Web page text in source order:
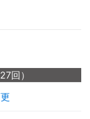
回）